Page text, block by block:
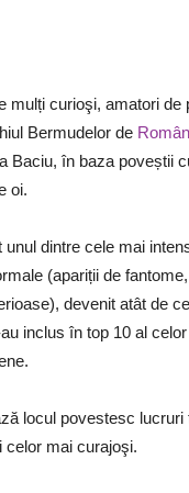
mulți curioşi, amatori de
Bermudelor de
Baciu, în baza poveștii
oi.
unul dintre cele mai
(apariții de
devenit atât de
inclus în top 10 al
locul povestesc lucruri
celor mai curajoşi.